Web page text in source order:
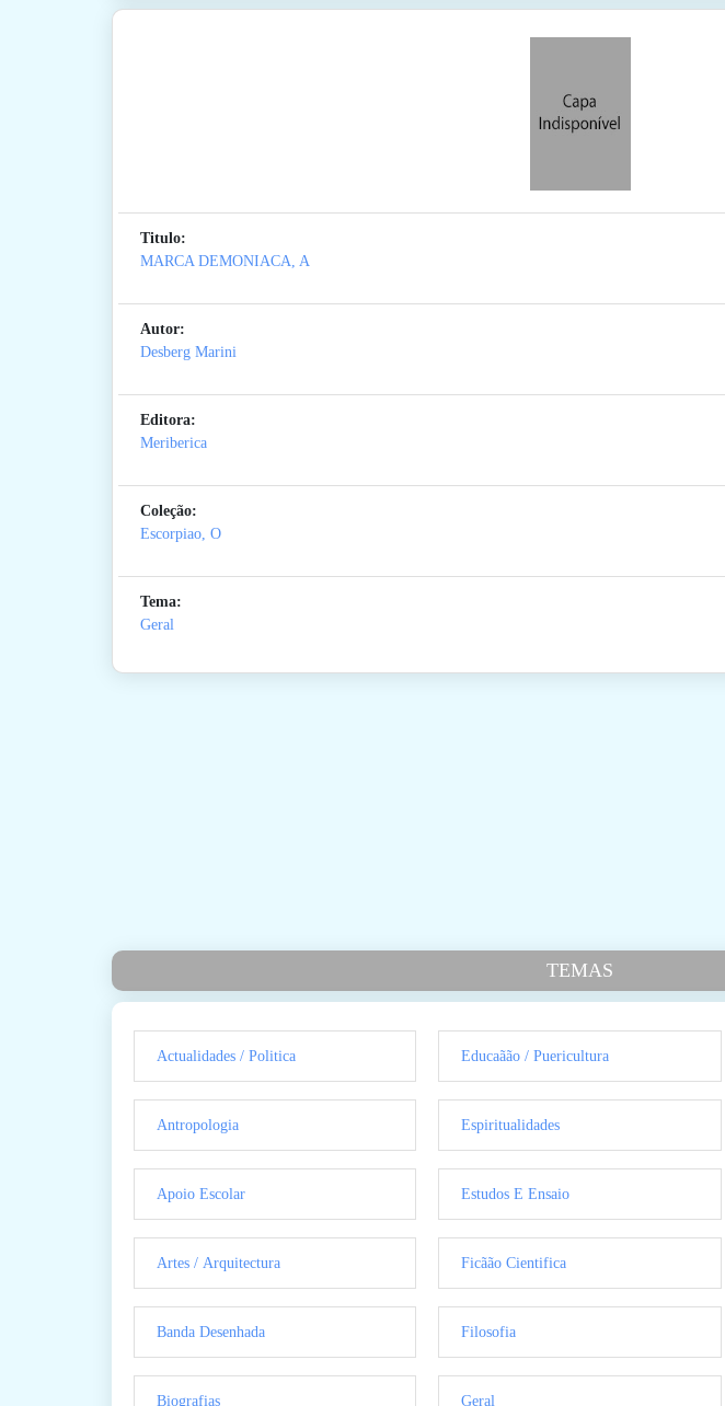
Titulo:
MARCA DEMONIACA, A
Autor:
Desberg Marini
Editora:
Meriberica
Coleção:
Escorpiao, O
Tema:
Geral
TEMAS
Actualidades / Politica
Antropologia
Apoio Escolar
Artes / Arquitectura
Banda Desenhada
Biografias
Educaãão / Puericultura
Espiritualidades
Estudos E Ensaio
Ficãão Cientifica
Filosofia
Geral